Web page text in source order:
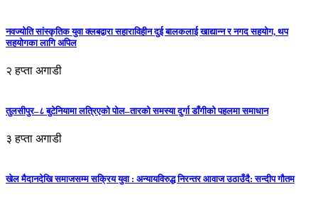
नवज्योति सांस्कृतिक युवा क्लबद्वारा सहाराविहीन दुई बालकलाई खाद्यान्न र नगद सहयोग, थप
सहयोगका लागि अपिल
२ हप्ता अगाडी
तुलसीपुर–८ बुटेनियामा लत्रिएको पोल–तारको समस्या दुर्गा डाँगीको पहलमा समाधान
३ हप्ता अगाडी
खेल मैदानदेखि समाजसम्म सक्रिय युवा : अन्यायविरुद्ध निरन्तर आवाज उठाउँदै: सन्दीप गौतम